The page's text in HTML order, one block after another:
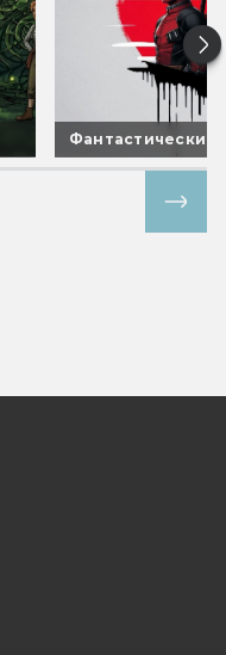
Фантастические